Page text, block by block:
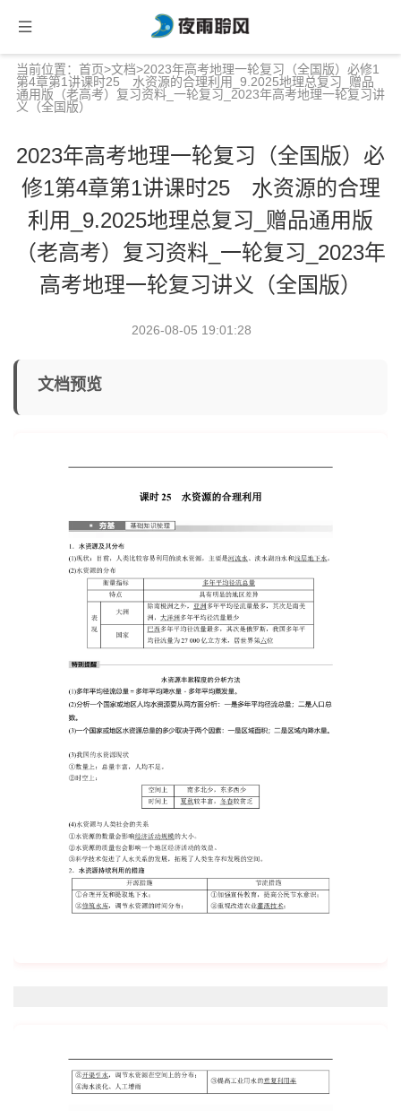
当前位置： 首页>文档>2023年高考地理一轮复习（全国版）必修1
第4章第1讲课时25 水资源的合理利用_9.2025地理总复习_赠品
通用版（老高考）复习资料_一轮复习_2023年高考地理一轮复习讲
义（全国版）
2023年高考地理一轮复习（全国版）必
修1第4章第1讲课时25 水资源的合理
利用_9.2025地理总复习_赠品通用版
（老高考）复习资料_一轮复习_2023年
高考地理一轮复习讲义（全国版）
2026-08-05 19:01:28
文档预览